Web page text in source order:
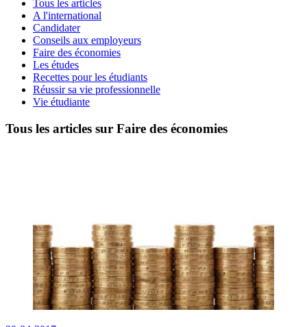
Tous les articles
A l'international
Candidater
Conseils aux employeurs
Faire des économies
Les études
Recettes pour les étudiants
Réussir sa vie professionnelle
Vie étudiante
Tous les articles sur Faire des économies